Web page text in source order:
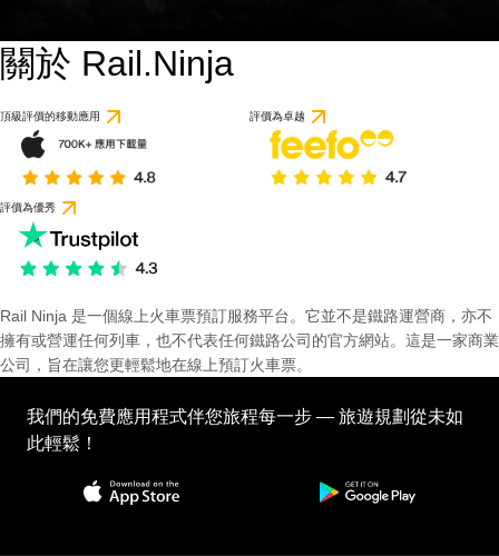
關於 Rail.Ninja
頂級評價的移動應用 評價為卓越
評價為優秀
Rail Ninja 是一個線上火車票預訂服務平台。它並不是鐵路運營商，亦不
擁有或營運任何列車，也不代表任何鐵路公司的官方網站。這是一家商業
公司，旨在讓您更輕鬆地在線上預訂火車票。
我們的免費應用程式伴您旅程每一步 — 旅遊規劃從未如
此輕鬆！